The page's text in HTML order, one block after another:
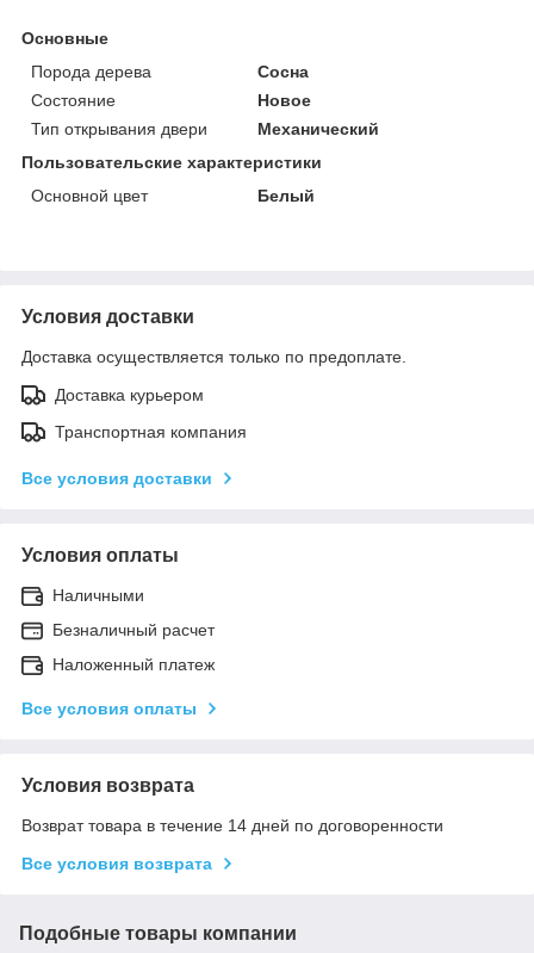
Основные
Порода дерева
Сосна
Состояние
Новое
Тип открывания двери
Механический
Пользовательские характеристики
Основной цвет
Белый
Условия доставки
Доставка осуществляется только по предоплате.
Доставка курьером
Транспортная компания
Все условия доставки
Условия оплаты
Наличными
Безналичный расчет
Наложенный платеж
Все условия оплаты
Условия возврата
Возврат товара в течение 14 дней по договоренности
Все условия возврата
Подобные товары компании